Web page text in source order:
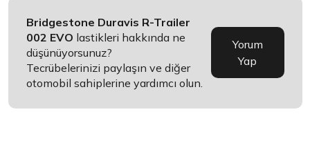
Bridgestone Duravis R-Trailer
002 EVO lastikleri hakkında ne
düşünüyorsunuz?
Tecrübelerinizi paylaşın ve diğer
otomobil sahiplerine yardımcı olun.
Yorum
Yap